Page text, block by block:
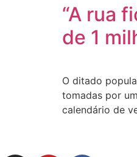
“A rua
de 1
O ditado
tomadas por
calendário de